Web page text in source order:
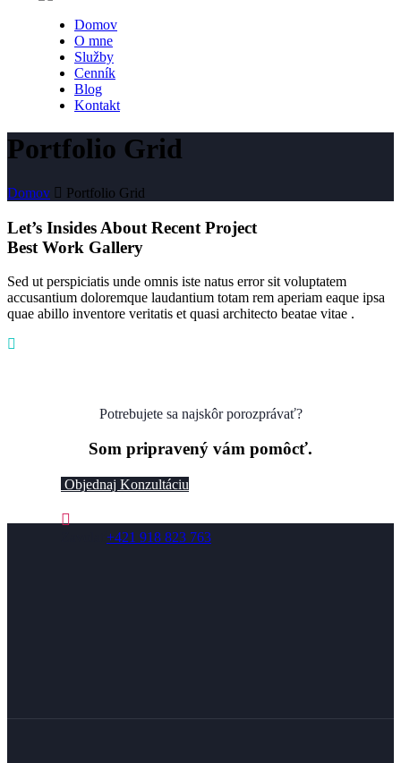
Domov
O mne
Služby
Cenník
Blog
Kontakt
Portfolio Grid
Domov Portfolio Grid
Let’s Insides About Recent Project
Best Work Gallery
Sed ut perspiciatis unde omnis iste natus error sit voluptatem
accusantium doloremque laudantium totam rem aperiam eaque ipsa
quae abillo inventore veritatis et quasi architecto beatae vitae .
Potrebujete sa najskôr porozprávať?
Som pripravený vám pomôcť.
Objednaj Konzultáciu
+421 918 823 763